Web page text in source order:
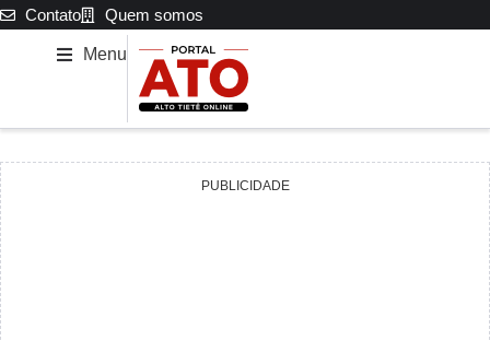
Contato Quem somos
Menu
PUBLICIDADE